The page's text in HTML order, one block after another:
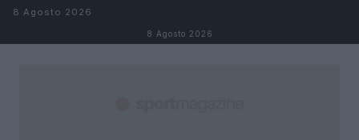
Salta al contenuto
8 Agosto 2026
8 Agosto 2026